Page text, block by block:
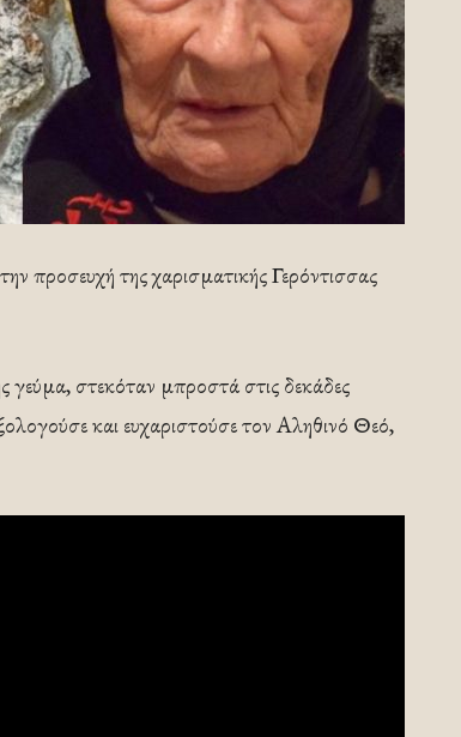
προσευχή της χαρισματικής Γερόντισσας
γεύμα, στεκόταν μπροστά στις δεκάδες
και ευχαριστούσε τον Αληθινό Θεό,